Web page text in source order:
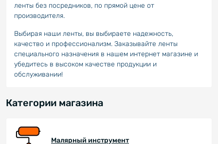
ленты без посредников, по прямой цене от
производителя.
Выбирая наши ленты, вы выбираете надежность,
качество и профессионализм. Заказывайте ленты
специального назначения в нашем интернет магазине и
убедитесь в высоком качестве продукции и
обслуживании!
Категории магазина
Малярный инструмент